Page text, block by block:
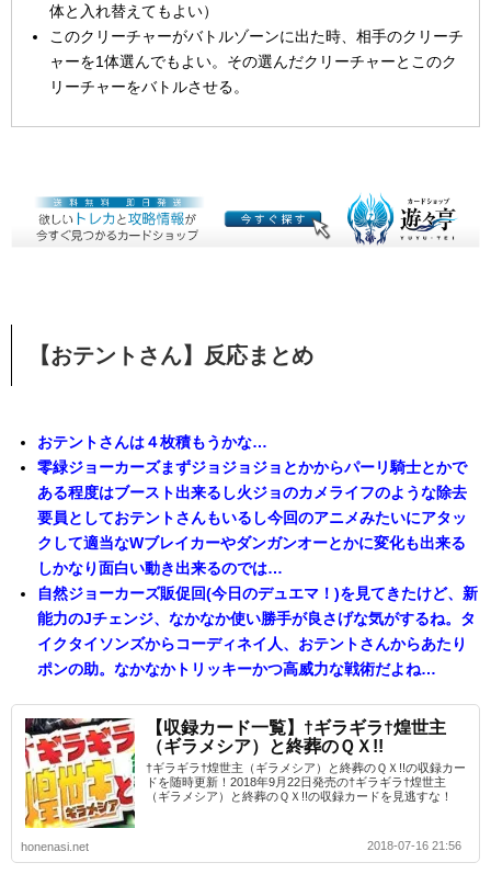
体と入れ替えてもよい）
このクリーチャーがバトルゾーンに出た時、相手のクリーチ
ャーを1体選んでもよい。その選んだクリーチャーとこのク
リーチャーをバトルさせる。
【おテントさん】反応まとめ
おテントさんは４枚積もうかな…
零緑ジョーカーズまずジョジョジョとかからパーリ騎士とかで
ある程度はブースト出来るし火ジョのカメライフのような除去
要員としておテントさんもいるし今回のアニメみたいにアタッ
クして適当なWブレイカーやダンガンオーとかに変化も出来る
しかなり面白い動き出来るのでは…
自然ジョーカーズ販促回(今日のデュエマ！)を見てきたけど、新
能力のJチェンジ、なかなか使い勝手が良さげな気がするね。タ
イクタイソンズからコーディネイ人、おテントさんからあたり
ポンの助。なかなかトリッキーかつ高威力な戦術だよね…
【収録カード一覧】†ギラギラ†煌世主
（ギラメシア）と終葬のＱＸ!!
†ギラギラ†煌世主（ギラメシア）と終葬のＱＸ!!の収録カー
ドを随時更新！2018年9月22日発売の†ギラギラ†煌世主
（ギラメシア）と終葬のＱＸ!!の収録カードを見逃すな！
honenasi.net 2018-07-16 21:56